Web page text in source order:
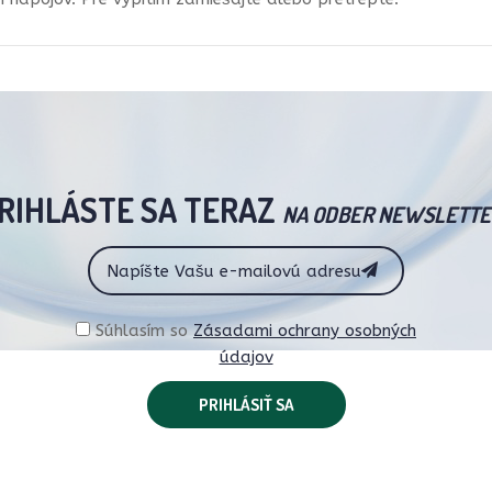
SA TERAZ NA ODBER
Súhlasím soZásadami ochrany osobných
údajov